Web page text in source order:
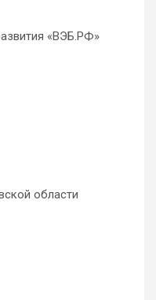
«ВЭБ.РФ»
области